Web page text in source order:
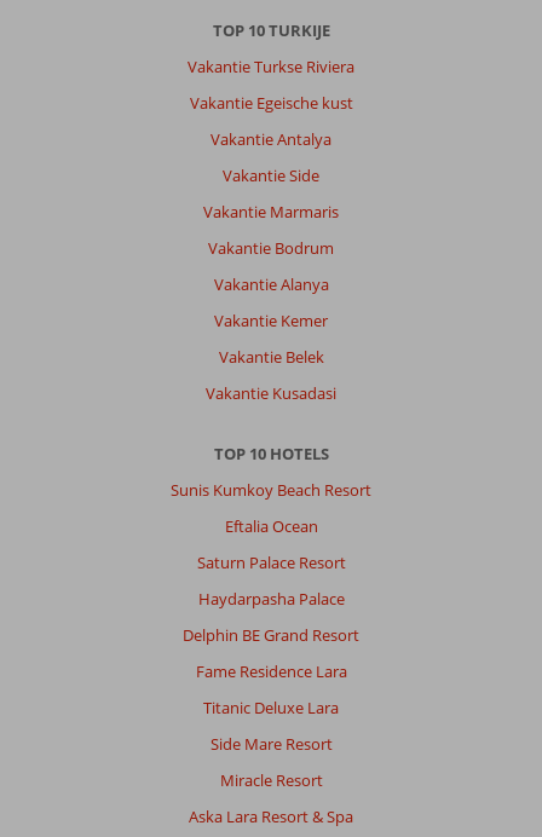
TOP 10 TURKIJE
Vakantie Turkse Riviera
Vakantie Egeische kust
Vakantie Antalya
Vakantie Side
Vakantie Marmaris
Vakantie Bodrum
Vakantie Alanya
Vakantie Kemer
Vakantie Belek
Vakantie Kusadasi
TOP 10 HOTELS
Sunis Kumkoy Beach Resort
Eftalia Ocean
Saturn Palace Resort
Haydarpasha Palace
Delphin BE Grand Resort
Fame Residence Lara
Titanic Deluxe Lara
Side Mare Resort
Miracle Resort
Aska Lara Resort & Spa